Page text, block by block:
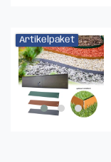
Artikelpaket